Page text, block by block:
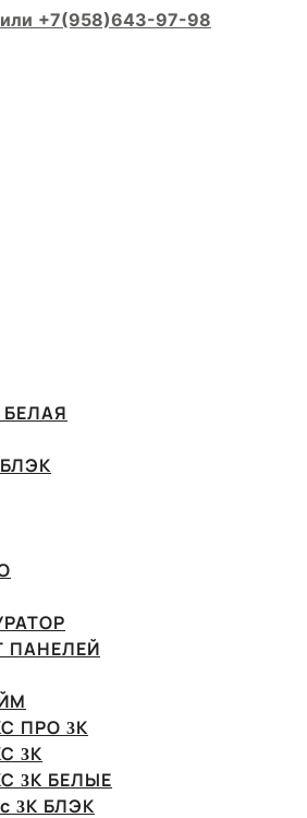
+7(958)643-97-98
ПАНЕЛЕЙ
ПРО 3К
3К
3К БЕЛЫЕ
3К БЛЭК